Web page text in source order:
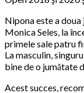
Nipona este a
Monica Seles, la
primele sale patru
La masculin,
bine de o jumătate
Acest succes,